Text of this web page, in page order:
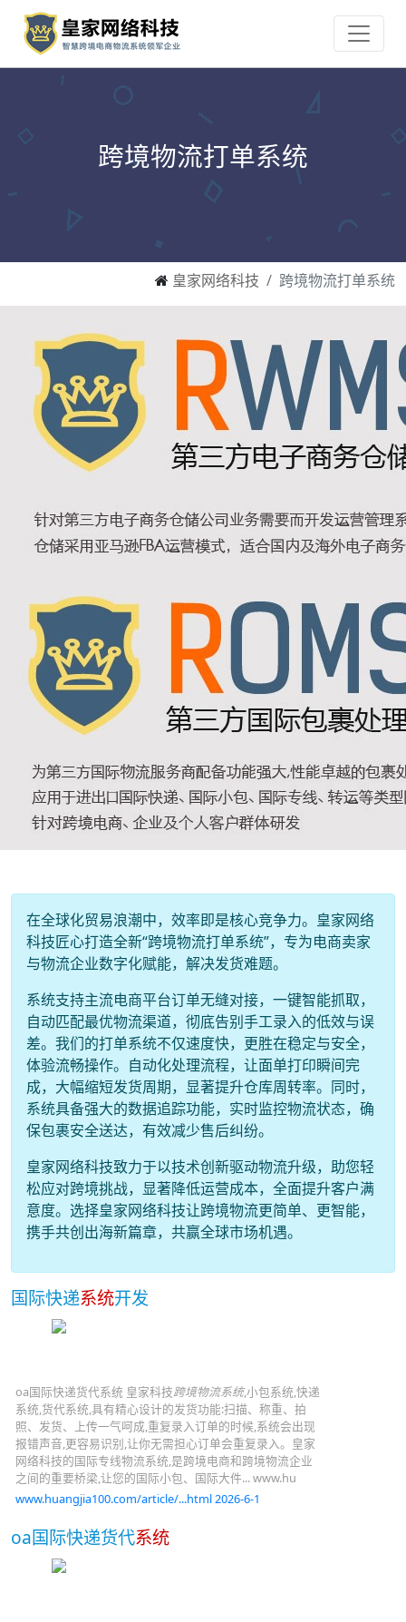
跨境物流打单系统
皇家网络科技 跨境物流打单系统
在全球化贸易浪潮中，效率即是核心竞争力。皇家网络
科技匠心打造全新“跨境物流打单系统”，专为电商卖家
与物流企业数字化赋能，解决发货难题。
系统支持主流电商平台订单无缝对接，一键智能抓取，
自动匹配最优物流渠道，彻底告别手工录入的低效与误
差。我们的打单系统不仅速度快，更胜在稳定与安全，
体验流畅操作。自动化处理流程，让面单打印瞬间完
成，大幅缩短发货周期，显著提升仓库周转率。同时，
系统具备强大的数据追踪功能，实时监控物流状态，确
保包裹安全送达，有效减少售后纠纷。
皇家网络科技致力于以技术创新驱动物流升级，助您轻
松应对跨境挑战，显著降低运营成本，全面提升客户满
意度。选择皇家网络科技让跨境物流更简单、更智能，
携手共创出海新篇章，共赢全球市场机遇。
国际快递系统开发
oa国际快递货代系统 皇家科技跨境物流系统,小包系统,快递
系统,货代系统,具有精心设计的发货功能:扫描、称重、拍
照、发货、上传一气呵成,重复录入订单的时候,系统会出现
报错声音,更容易识别,让你无需担心订单会重复录入。皇家
网络科技的国际专线物流系统,是跨境电商和跨境物流企业
之间的重要桥梁,让您的国际小包、国际大件... www.hu
www.huangjia100.com/article/...html 2026-6-1
oa国际快递货代系统